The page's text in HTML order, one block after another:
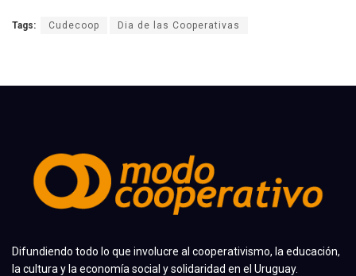
Tags: Cudecoop Dia de las Cooperativas
Difundiendo todo lo que involucre al cooperativismo, la educación,
la cultura y la economía social y solidaridad en el Uruguay.